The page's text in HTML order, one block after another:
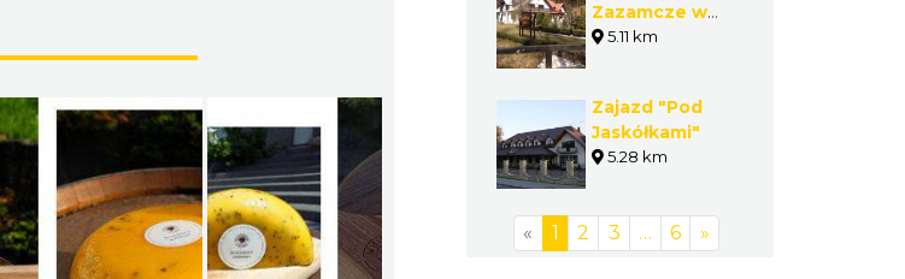
Zazamcze w
Ojcowie
5.11 km
Zajazd "Pod
Jaskółkami"
5.28 km
« 1 2 3 … 6 »